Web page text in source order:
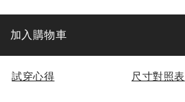
加入購物車
試穿心得 尺寸對照表